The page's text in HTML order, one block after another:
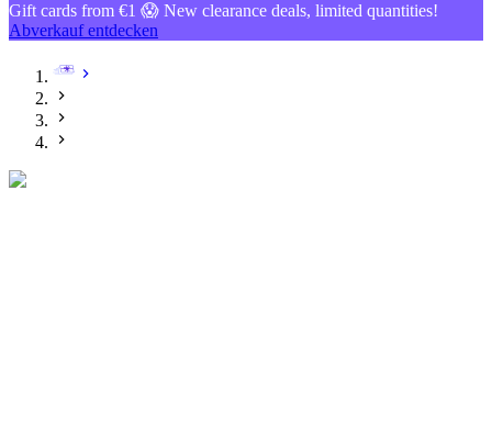
Gift cards from €1 😱 New clearance deals, limited quantities!
Abverkauf entdecken